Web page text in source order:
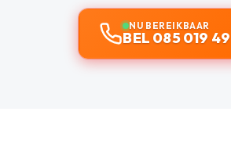
NU BEREIKBAAR
BEL 085 019